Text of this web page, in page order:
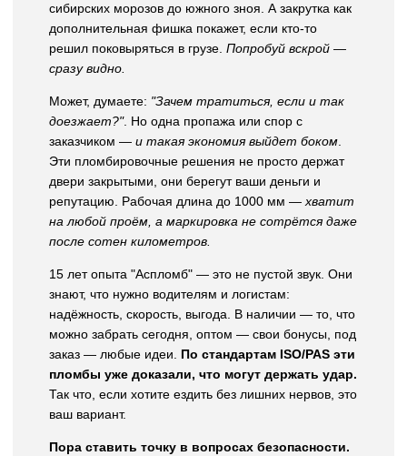
сибирских морозов до южного зноя. А закрутка как
дополнительная фишка покажет, если кто-то
решил поковыряться в грузе. Попробуй вскрой —
сразу видно.
Может, думаете: "Зачем тратиться, если и так
доезжает?". Но одна пропажа или спор с
заказчиком — и такая экономия выйдет боком.
Эти пломбировочные решения не просто держат
двери закрытыми, они берегут ваши деньги и
репутацию. Рабочая длина до 1000 мм —хватит
на любой проём, а маркировка не сотрётся даже
после сотен километров.
15 лет опыта "Аспломб" — это не пустой звук. Они
знают, что нужно водителям и логистам:
надёжность, скорость, выгода. В наличии — то, что
можно забрать сегодня, оптом — свои бонусы, под
заказ — любые идеи. По стандартам ISO/PAS эти
пломбы уже доказали, что могут держать удар.
Так что, если хотите ездить без лишних нервов, это
ваш вариант.
Пора ставить точку в вопросах безопасности.